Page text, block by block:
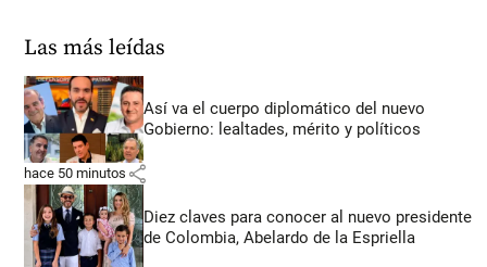
Las más leídas
Así va el cuerpo diplomático del nuevo
Gobierno: lealtades, mérito y políticos
hace 50 minutos share
Diez claves para conocer al nuevo presidente
de Colombia, Abelardo de la Espriella